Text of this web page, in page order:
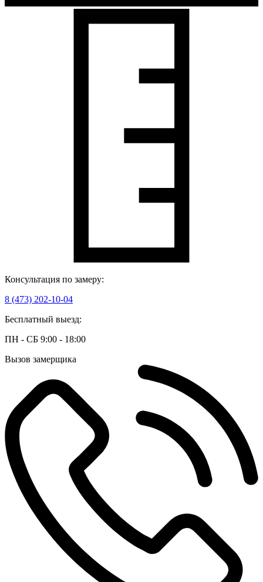
Консультация по замеру:
8 (473) 202-10-04
Бесплатный выезд:
ПН - СБ 9:00 - 18:00
Вызов замерщика